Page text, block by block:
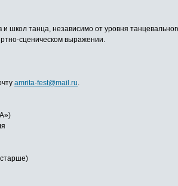
танца, независимо от уровня
сценическом выражении.
amrita-fest@mail.ru.
старше)